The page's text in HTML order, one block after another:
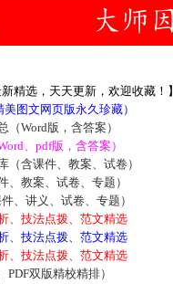
精选，天天更新，欢迎收藏！】
图文网页版永久珍藏）
Word版，含答案）
、pdf版，含答案）
（含课件、教案、试卷）
、教案、试卷、专题）
、讲义、试卷、专题）
、技法点拨、范文精选
、技法点拨、范文精选
、技法点拨、范文精选
双版精校精排）